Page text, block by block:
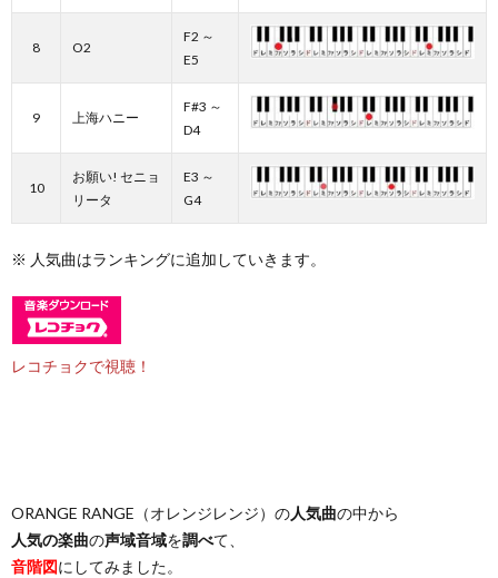
8 O2
F2 ～
E5
9 上海ハニー
F#3 ～
D4
10
お願い! セニョ
リータ
E3 ～
G4
※ 人気曲はランキングに追加していきます。
レコチョクで視聴！
ORANGE RANGE（オレンジレンジ）の人気曲の中から
人気の楽曲の声域音域を調べて、
音階図にしてみました。